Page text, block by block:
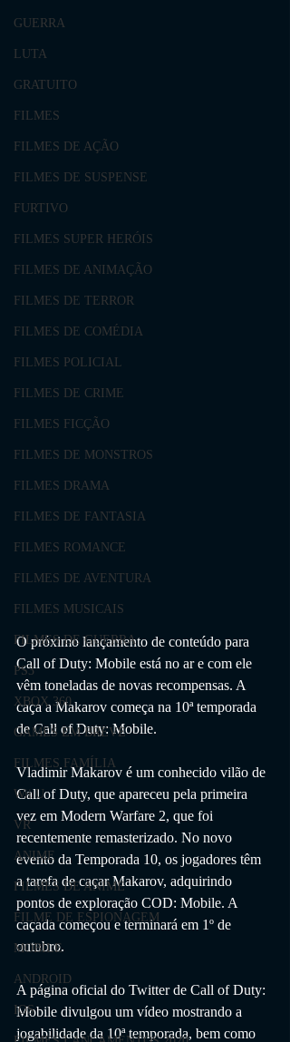
GUERRA
LUTA
GRATUITO
FILMES
FILMES DE AÇÃO
FILMES DE SUSPENSE
FURTIVO
FILMES SUPER HERÓIS
FILMES DE ANIMAÇÃO
FILMES DE TERROR
FILMES DE COMÉDIA
FILMES POLICIAL
FILMES DE CRIME
FILMES FICÇÃO
FILMES DE MONSTROS
FILMES DRAMA
FILMES DE FANTASIA
FILMES ROMANCE
FILMES DE AVENTURA
FILMES MUSICAIS
FILMES DE GUERRA
PS3
XBOX 360
GAMES EM BREVE
FILMES FAMÍLIA
Wii U
VR
ANIME
FILMES DE ANIME
FILME DE ESPIONAGEM
MOBILE
ANDROID
IOS
O próximo lançamento de conteúdo para
Call of Duty: Mobile está no ar e com ele
vêm toneladas de novas recompensas. A
caça a Makarov começa na 10ª temporada
de Call of Duty: Mobile.
Vladimir Makarov é um conhecido vilão de
Call of Duty, que apareceu pela primeira
vez em Modern Warfare 2, que foi
recentemente remasterizado. No novo
evento da Temporada 10, os jogadores têm
a tarefa de caçar Makarov, adquirindo
pontos de exploração COD: Mobile. A
caçada começou e terminará em 1º de
outubro.
A página oficial do Twitter de Call of Duty:
Mobile divulgou um vídeo mostrando a
jogabilidade da 10ª temporada, bem como